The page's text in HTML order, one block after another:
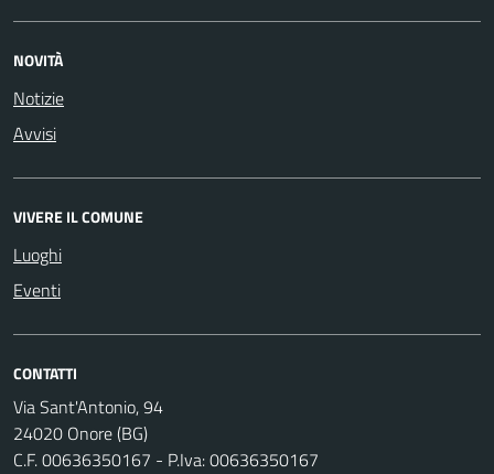
NOVITÀ
Notizie
Avvisi
VIVERE IL COMUNE
Luoghi
Eventi
CONTATTI
Via Sant'Antonio, 94
24020 Onore (BG)
C.F. 00636350167 - P.Iva: 00636350167